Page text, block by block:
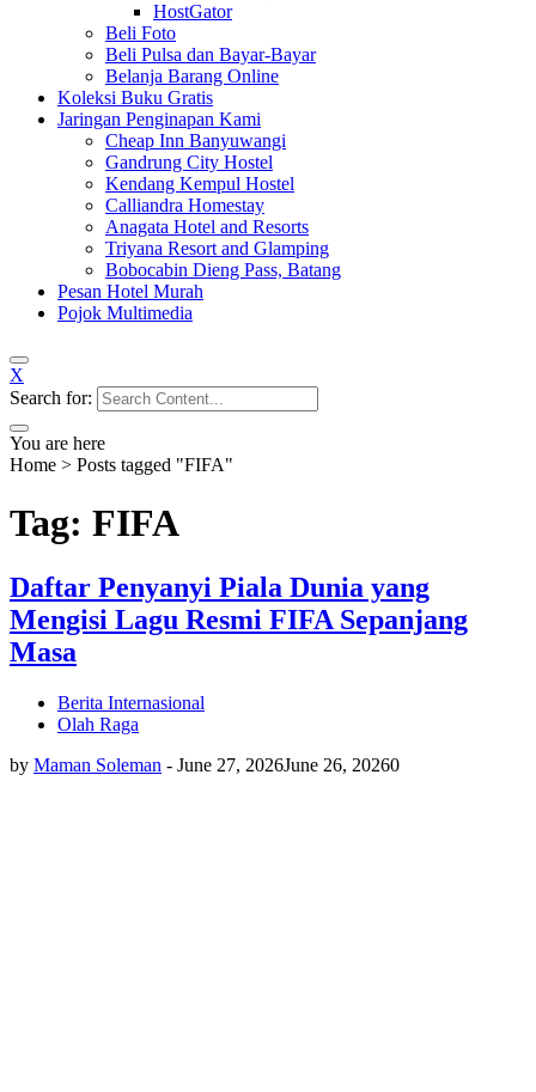
HostGator
Beli Foto
Beli Pulsa dan Bayar-Bayar
Belanja Barang Online
Koleksi Buku Gratis
Jaringan Penginapan Kami
Cheap Inn Banyuwangi
Gandrung City Hostel
Kendang Kempul Hostel
Calliandra Homestay
Anagata Hotel and Resorts
Triyana Resort and Glamping
Bobocabin Dieng Pass, Batang
Pesan Hotel Murah
Pojok Multimedia
X
Search for:
You are here
Home > Posts tagged "FIFA"
Tag: FIFA
Daftar Penyanyi Piala Dunia yang
Mengisi Lagu Resmi FIFA Sepanjang
Masa
Berita Internasional
Olah Raga
by Maman Soleman - June 27, 2026June 26, 20260